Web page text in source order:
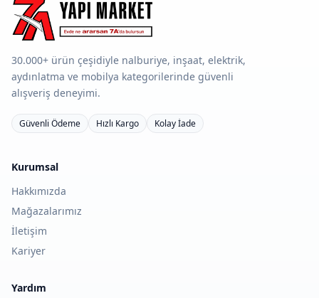
30.000+ ürün çeşidiyle nalburiye, inşaat, elektrik,
aydınlatma ve mobilya kategorilerinde güvenli
alışveriş deneyimi.
Güvenli Ödeme Hızlı Kargo Kolay İade
Kurumsal
Hakkımızda
Mağazalarımız
İletişim
Kariyer
Yardım